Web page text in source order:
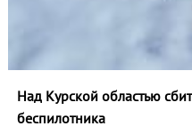
Над Курской областью
беспилотника